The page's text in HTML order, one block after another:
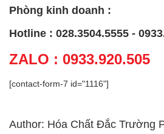
Phòng kinh doanh :
Hotline : 028.3504.5555 -
ZALO : 0933.920.505
[contact-form-7 id="1116"]
Author: Hóa Chất Đắc Trường